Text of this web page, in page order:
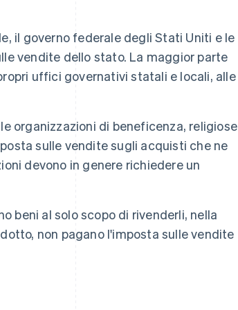
il governo federale degli Stati Uniti e le
vendite dello stato. La maggior parte
uffici governativi statali e locali, alle
organizzazioni di beneficenza, religiose
sulle vendite sugli acquisti che ne
devono in genere richiedere un
beni al solo scopo di rivenderli, nella
non pagano l'imposta sulle vendite